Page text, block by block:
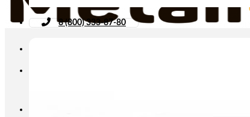
8 (800) 333-87-80